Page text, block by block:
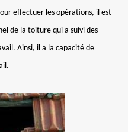
effectuer les opérations, il est
de la toiture qui a suivi des
Ainsi, il a la capacité de